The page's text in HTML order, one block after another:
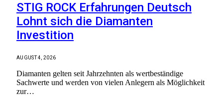
STIG ROCK Erfahrungen Deutsch
Lohnt sich die Diamanten
Investition
AUGUST 4, 2026
Diamanten gelten seit Jahrzehnten als wertbeständige
Sachwerte und werden von vielen Anlegern als Möglichkeit
zur…